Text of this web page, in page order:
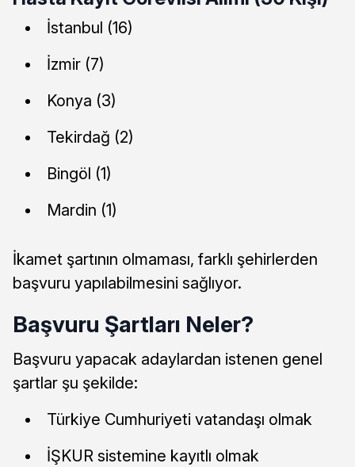
İstanbul (16)
İzmir (7)
Konya (3)
Tekirdağ (2)
Bingöl (1)
Mardin (1)
İkamet şartının olmaması, farklı şehirlerden
başvuru yapılabilmesini sağlıyor.
Başvuru Şartları Neler?
Başvuru yapacak adaylardan istenen genel
şartlar şu şekilde:
Türkiye Cumhuriyeti vatandaşı olmak
İŞKUR sistemine kayıtlı olmak